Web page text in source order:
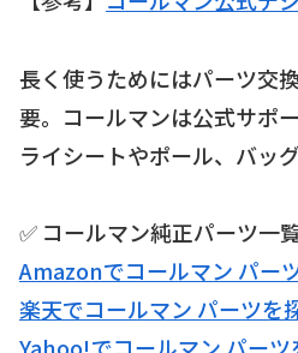
長く使うためにはパーツ交
要。コールマンは公式サポ
ライシートやポール、バッ
✅ コールマン純正パーツ一
Amazonでコールマン パー
楽天でコールマン パーツを